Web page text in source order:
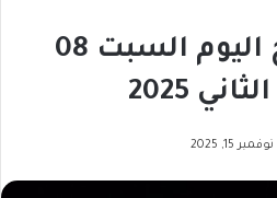
توقعات الأبراج​ اليوم السبت 08
2025
15, 2025